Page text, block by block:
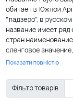
обитает в Южной
"падзеро", в
название имеет
стран
сленговое
переименовали в
ралли Дакар, он
условия. История
Показати повністю
Фільтр товарів